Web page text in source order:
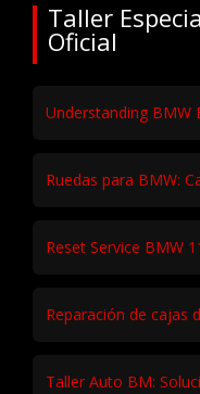
Taller
Oficial
Understanding BMW
Ruedas para BMW:
Reset Service BMW
Reparación de cajas
Taller Auto BM: